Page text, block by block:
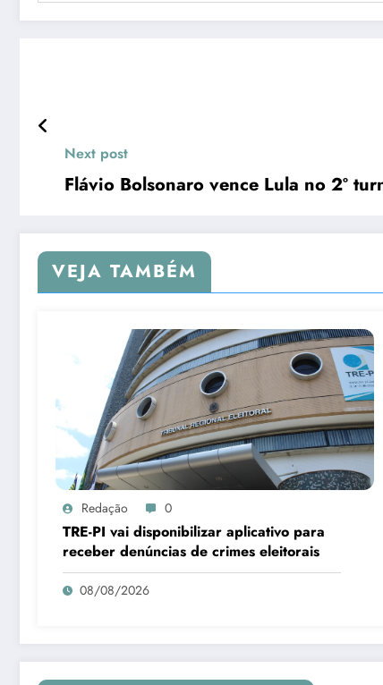
Next post
Flávio Bolsonaro vence Lula no 2º
VEJA TAMBÉM
Redação 0
TRE-PI vai disponibilizar aplicativo para
receber denúncias de crimes eleitorais
08/08/2026